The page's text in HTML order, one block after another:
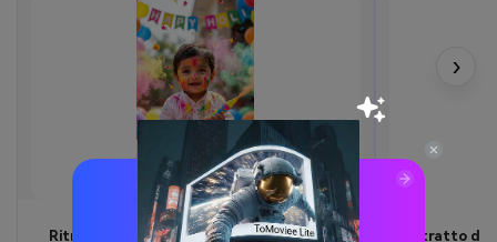
Ritratto del bambino – Polvere
Ritratto del
›